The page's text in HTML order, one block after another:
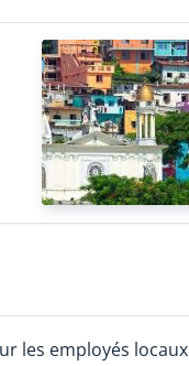
les employés locaux